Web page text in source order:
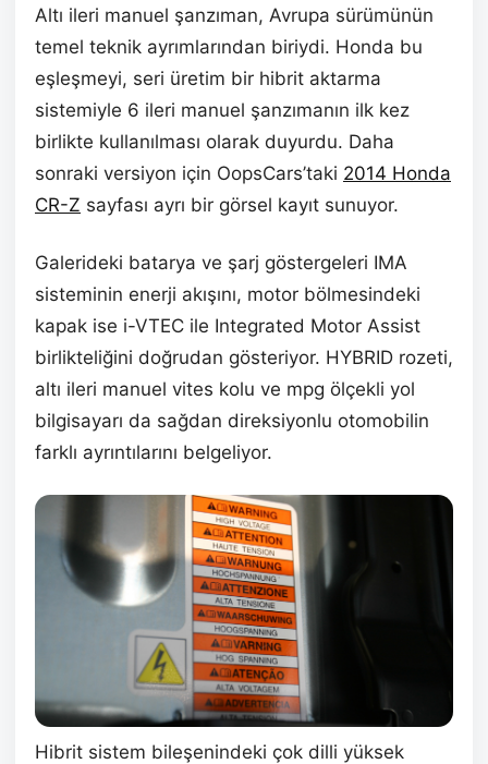
Altı ileri manuel şanzıman, Avrupa sürümünün
temel teknik ayrımlarından biriydi. Honda bu
eşleşmeyi, seri üretim bir hibrit aktarma
sistemiyle 6 ileri manuel şanzımanın ilk kez
birlikte kullanılması olarak duyurdu. Daha
sonraki versiyon için OopsCars’taki 2014 Honda
CR-Z sayfası ayrı bir görsel kayıt sunuyor.
Galerideki batarya ve şarj göstergeleri IMA
sisteminin enerji akışını, motor bölmesindeki
kapak ise i-VTEC ile Integrated Motor Assist
birlikteliğini doğrudan gösteriyor. HYBRID rozeti,
altı ileri manuel vites kolu ve mpg ölçekli yol
bilgisayarı da sağdan direksiyonlu otomobilin
farklı ayrıntılarını belgeliyor.
Hibrit sistem bileşenindeki çok dilli yüksek